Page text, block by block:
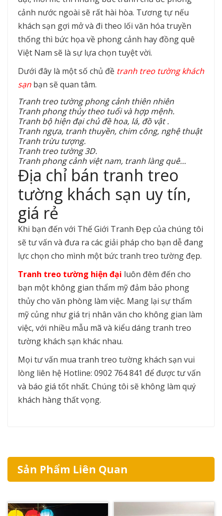
cảnh nước ngoài sẽ rất hài hòa. Tương tự nếu
khách sạn gợi mở và đi theo lối văn hóa truyền
thống thì bức họa về phong cảnh hay đồng quê
Việt Nam sẽ là sự lựa chọn tuyệt vời.
Dưới đây là một số chủ đề tranh treo tường khách
sạn bạn sẽ quan tâm.
Tranh treo tường phong cảnh thiên nhiên
Tranh phong thủy theo tuổi và hợp mệnh.
Tranh bộ hiện đại chủ đề hoa, lá, đồ vật .
Tranh ngựa, tranh thuyền, chim công, nghệ thuật
Tranh trừu tượng.
Tranh treo tường 3D.
Tranh phong cảnh việt nam, tranh làng quê…
Địa chỉ bán tranh treo
tường khách sạn uy tín,
giá rẻ
Khi bạn đến với Thế Giới Tranh Đẹp của chúng tôi
sẽ tư vấn và đưa ra các giải pháp cho bạn dễ đang
lực chọn cho mình một bức tranh treo tường đẹp.
Tranh treo tường hiện đại luôn đêm đến cho
bạn một không gian thẩm mỹ đảm bảo phong
thủy cho văn phòng làm việc. Mang lại sự thẩm
mỹ củng như giá trị nhân văn cho không gian làm
việc, với nhiều mẫu mã và kiểu dáng tranh treo
tường khách sạn khác nhau.
Mọi tư vấn mua tranh treo tường khách sạn vui
lòng liên hệ Hotline: 0902 764 841 để được tư vấn
và báo giá tốt nhất. Chúng tôi sẽ không làm quý
khách hàng thất vọng.
Sản Phẩm Liên Quan